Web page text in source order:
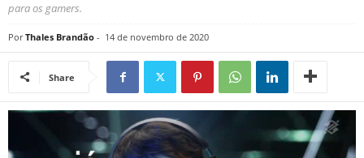
para os gamers.
Por Thales Brandão - 14 de novembro de 2020
Share